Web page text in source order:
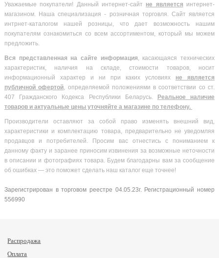
Уважаемые покупатели! Данный интернет-сайт не является интернет-
магазином. Наша специализация - розничная торговля. Сайт является
интрнет-каталогом нашей розницы, что дает возможность нашим
покупателям ознакомиться со всем ассортиментом, который мы можем
предложить.
Вся представленная на сайте информация, касающаяся технических
характеристик, наличия на складе, стоимости товаров, носит
информационный характер и ни при каких условиях не является
публичной офертой, определяемой положениями в соответствии со ст.
407 Гражданского Кодекса Республики Беларусь.
Реальное наличие
товаров и актуальные цены уточняйте а магазине по телефону.
Производители оставляют за собой право изменять внешний вид,
характеристики и комплектацию товара, предварительно не уведомляя
продавцов и потребителей. Просим вас отнестись с пониманием к
данному факту и заранее приносим извинения за возможные неточности
в описании и фотографиях товара. Будем благодарны вам за сообщение
об ошибках — это поможет сделать наш каталог еще точнее!
Зарегистрирован в торговом реестре 04.05.23г. Регистрационный номер
556990
Распродажа
Оплата